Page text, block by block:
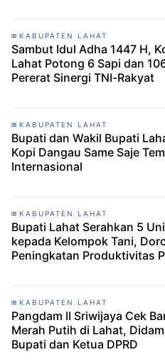
KABUPATEN LAHAT
Sambut Idul Adha 1447 H,
Lahat Potong 6 Sapi dan
Pererat Sinergi TNI-Rakyat
KABUPATEN LAHAT
Bupati dan Wakil Bupati
Kopi Dangau Same Saje
Internasional
KABUPATEN LAHAT
Bupati Lahat Serahkan 5
kepada Kelompok Tani,
Peningkatan Produktivitas
KABUPATEN LAHAT
Pangdam II Sriwijaya Cek
Merah Putih di Lahat,
Bupati dan Ketua DPRD